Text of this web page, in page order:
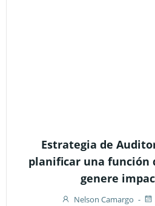
Estrategia de
planificar una función
genere
Nelson Camargo -